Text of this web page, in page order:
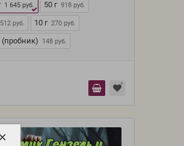
×
1 645 руб. 50 г 918 руб.
512 руб. 10 г 270 руб.
148 руб.